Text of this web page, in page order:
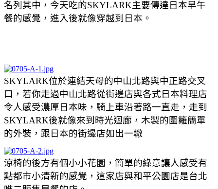
名列其中，今天吃的SKYLARK主要傳達日本早午
餐的感覺，進入後就像穿越到日本。
SKYLARK位於連結天母的中山北路與中正路交叉
口，若你走過中山北路從街邊店與各式日本料理店
令人感受濃厚日本味，騎上車沿著路一直走，走到
SKYLARK後就像來到時光迴廊，木製的圍籬簡單
的外裝，跟日本的街邊店如出一轍
涼椅的後方有個小小花園，簡單的綠意讓人感受有
點都市小清新的感覺，這家店與和平公園店是台北